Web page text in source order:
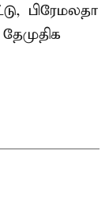
பிரேமலதா